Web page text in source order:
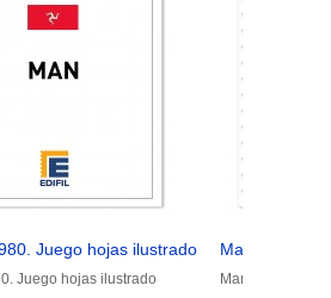
Juego hojas ilustrado
Juego hojas ilustrado
Man 1981/
Man 1981/